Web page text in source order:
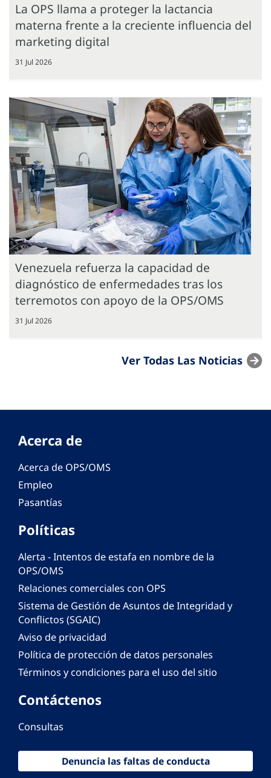
La OPS llama a proteger la lactancia
materna frente a la creciente influencia del
marketing digital
31 Jul 2026
Venezuela refuerza la capacidad de
diagnóstico de enfermedades tras los
terremotos con apoyo de la OPS/OMS
31 Jul 2026
Ver Todas Las Noticias
Acerca de
Acerca de OPS/OMS
Empleo
Pasantías
Políticas
Alerta - Intentos de estafa en nombre de la
OPS/OMS
Relaciones comerciales con OPS
Sistema de Gestión de Asuntos de Integridad y
Conflictos (SGAIC)
Aviso de privacidad
Política de protección de datos personales
Términos y condiciones para el uso del sitio
Contáctenos
Consultas
Denuncia las faltas de conducta